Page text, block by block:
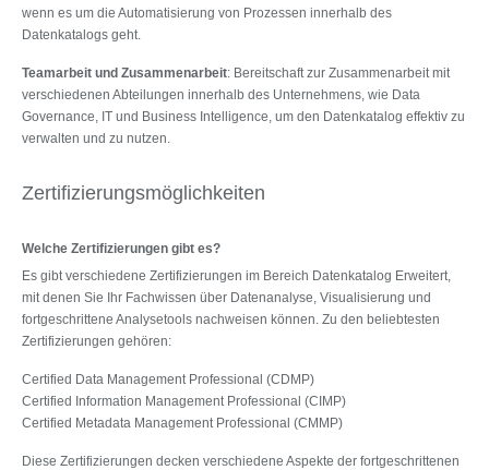
wenn es um die Automatisierung von Prozessen innerhalb des
Datenkatalogs geht.
Teamarbeit und Zusammenarbeit: Bereitschaft zur Zusammenarbeit mit
verschiedenen Abteilungen innerhalb des Unternehmens, wie Data
Governance, IT und Business Intelligence, um den Datenkatalog effektiv zu
verwalten und zu nutzen.
Zertifizierungsmöglichkeiten
Welche Zertifizierungen gibt es?
Es gibt verschiedene Zertifizierungen im Bereich Datenkatalog Erweitert,
mit denen Sie Ihr Fachwissen über Datenanalyse, Visualisierung und
fortgeschrittene Analysetools nachweisen können. Zu den beliebtesten
Zertifizierungen gehören:
Certified Data Management Professional (CDMP)
Certified Information Management Professional (CIMP)
Certified Metadata Management Professional (CMMP)
Diese Zertifizierungen decken verschiedene Aspekte der fortgeschrittenen